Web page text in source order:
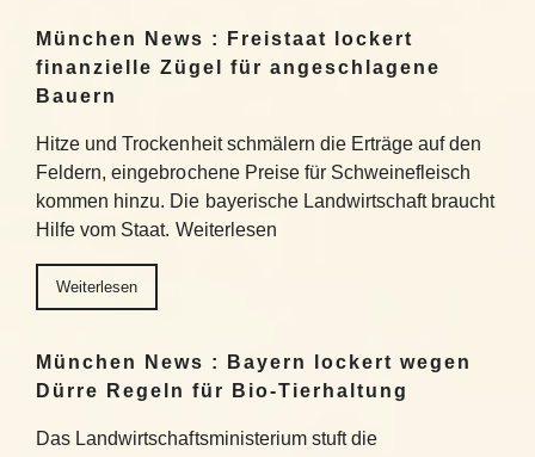
München News : Freistaat lockert
finanzielle Zügel für angeschlagene
Bauern
Hitze und Trockenheit schmälern die Erträge auf den
Feldern, eingebrochene Preise für Schweinefleisch
kommen hinzu. Die bayerische Landwirtschaft braucht
Hilfe vom Staat. Weiterlesen
Weiterlesen
München News : Bayern lockert wegen
Dürre Regeln für Bio-Tierhaltung
Das Landwirtschaftsministerium stuft die